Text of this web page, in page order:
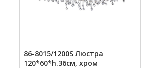
86-8015/1200S Люстра
120*60*h.36см, хром